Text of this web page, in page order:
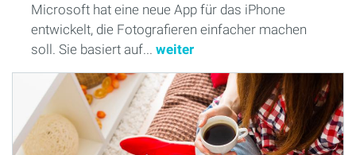
Microsoft hat eine neue App für das iPhone
entwickelt, die Fotografieren einfacher machen
soll. Sie basiert auf... weiter